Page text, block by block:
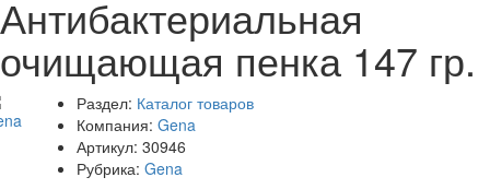
Антибактериальная
очищающая пенка 147 гр.
Раздел: Каталог товаров
Компания: Gena
Артикул: 30946
Рубрика: Gena